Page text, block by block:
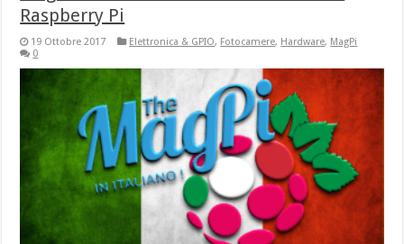
Raspberry Pi
19 Ottobre 2017 Elettronica & GPIO, Fotocamere, Hardware, MagPi
0